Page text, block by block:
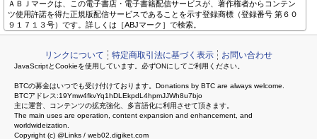
ＡＢＪマークは、この電子書店・電子書籍配信サービスが、著作権者からコンテン
ツ使用許諾を得た正規版配信サービスであることを示す登録商標（登録番号 第６０
９１７１３号）です。詳しくは［ABJマーク］で検索。
リンクについて 特定商取引法に基づく表示 お問い合わせ
JavaScriptとCookieを使用しています。必ずONにしてご利用ください。
BTCの募金はいつでも受け付けております。Donations by BTC are always welcome.
BTCアドレス:19Ymw4fkvYq1hDLEkpdL4hpmJJWh8u7bjo
主に運営、コンテンツの拡充強化、多言語化に利用させて頂きます。
The main uses are operation, content expansion and enhancement, and
worldwideization.
Copyright (c) @Links / web02.digiket.com